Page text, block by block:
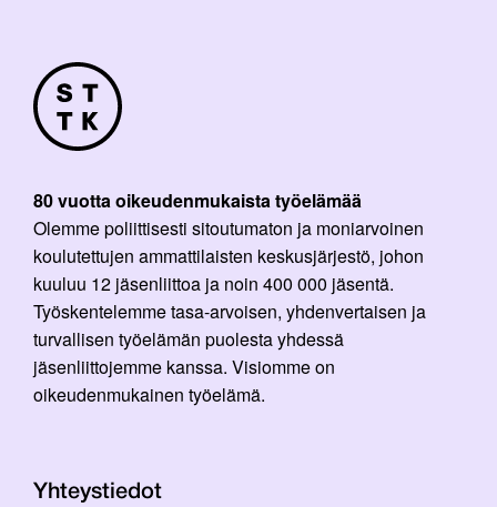
80 vuotta oikeudenmukaista työelämää
Olemme poliittisesti sitoutumaton ja moniarvoinen
koulutettujen ammattilaisten keskusjärjestö, johon
kuuluu 12 jäsenliittoa ja noin 400 000 jäsentä.
Työskentelemme tasa-arvoisen, yhdenvertaisen ja
turvallisen työelämän puolesta yhdessä
jäsenliittojemme kanssa. Visiomme on
oikeudenmukainen työelämä.
Yhteystiedot